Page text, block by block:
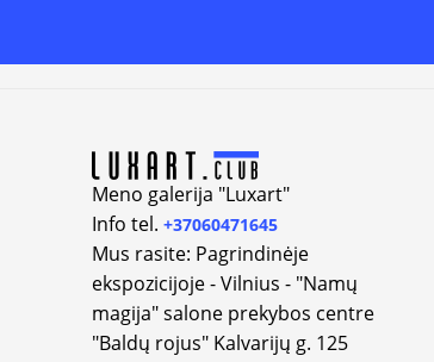
Meno galerija "Luxart"
Info tel. +37060471645
Mus rasite: Pagrindinėje
ekspozicijoje - Vilnius - "Namų
magija" salone prekybos centre
"Baldų rojus" Kalvarijų g. 125